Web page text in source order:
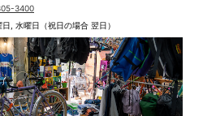
3400
, 水曜日（祝日の場合 翌日）